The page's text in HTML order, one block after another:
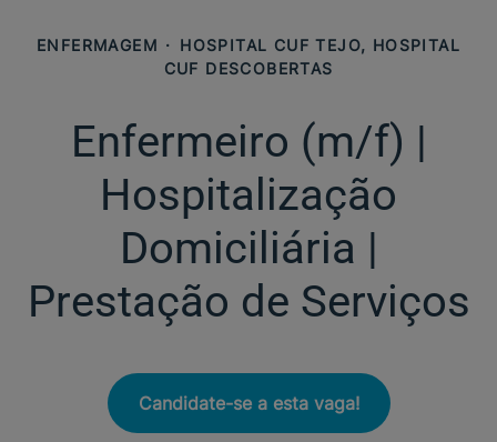
ENFERMAGEM · HOSPITAL CUF TEJO, HOSPITAL
CUF DESCOBERTAS
Enfermeiro (m/f)​ |
Hospitalização
Domiciliária |
Prestação de Serviços
Candidate-se a esta vaga!